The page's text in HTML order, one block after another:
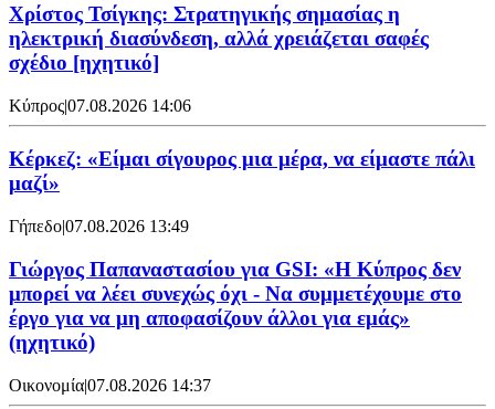
Χρίστος Τσίγκης: Στρατηγικής σημασίας η
ηλεκτρική διασύνδεση, αλλά χρειάζεται σαφές
σχέδιο [ηχητικό]
Κύπρος|07.08.2026 14:06
Κέρκεζ: «Είμαι σίγουρος μια μέρα, να είμαστε πάλι
μαζί»
Γήπεδο|07.08.2026 13:49
Γιώργος Παπαναστασίου για GSI: «Η Κύπρος δεν
μπορεί να λέει συνεχώς όχι - Να συμμετέχουμε στο
έργο για να μη αποφασίζουν άλλοι για εμάς»
(ηχητικό)
Οικονομία|07.08.2026 14:37